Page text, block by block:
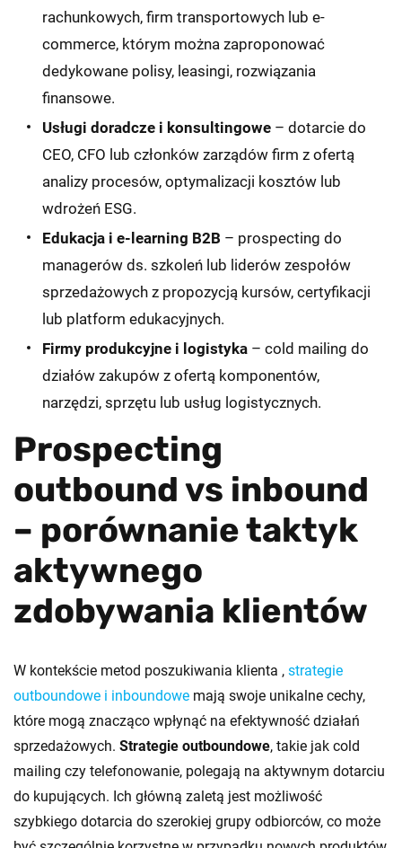
rachunkowych, firm transportowych lub e-
commerce, którym można zaproponować
dedykowane polisy, leasingi, rozwiązania
finansowe.
Usługi doradcze i konsultingowe – dotarcie do
CEO, CFO lub członków zarządów firm z ofertą
analizy procesów, optymalizacji kosztów lub
wdrożeń ESG.
Edukacja i e-learning B2B – prospecting do
managerów ds. szkoleń lub liderów zespołów
sprzedażowych z propozycją kursów, certyfikacji
lub platform edukacyjnych.
Firmy produkcyjne i logistyka – cold mailing do
działów zakupów z ofertą komponentów,
narzędzi, sprzętu lub usług logistycznych.
Prospecting
outbound vs inbound
– porównanie taktyk
aktywnego
zdobywania klientów
W kontekście metod poszukiwania klienta , strategie
outboundowe i inboundowe mają swoje unikalne cechy,
które mogą znacząco wpłynąć na efektywność działań
sprzedażowych. Strategie outboundowe, takie jak cold
mailing czy telefonowanie, polegają na aktywnym dotarciu
do kupujących. Ich główną zaletą jest możliwość
szybkiego dotarcia do szerokiej grupy odbiorców, co może